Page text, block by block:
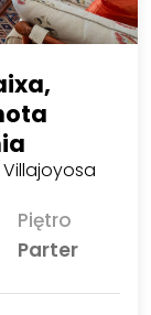
Piętro
Parter